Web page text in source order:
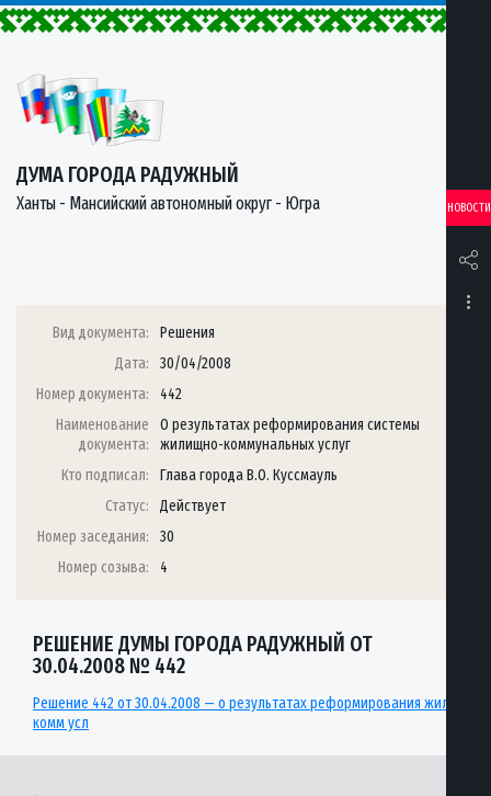
ДУМА ГОРОДА РАДУЖНЫЙ
Ханты - Мансийский автономный округ - Югра НОВОСТИ
Вид документа:
Решения
Дата:
30/04/2008
Номер документа:
442
Наименование
документа:
О результатах реформирования системы
жилищно-коммунальных услуг
Кто подписал:
Глава города В.О. Куссмауль
Статус:
Действует
Номер заседания:
30
Номер созыва:
4
РЕШЕНИЕ ДУМЫ ГОРОДА РАДУЖНЫЙ ОТ
30.04.2008 № 442
Решение 442 от 30.04.2008 — о результатах реформирования жил-
комм усл